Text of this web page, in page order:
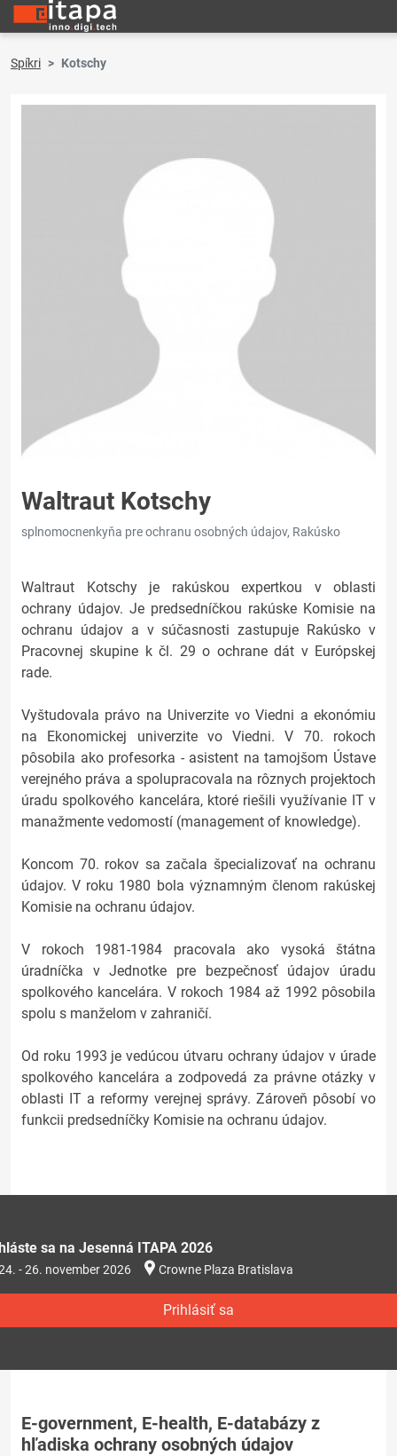
Spíkri Kotschy
Waltraut Kotschy
splnomocnenkyňa pre ochranu osobných údajov, Rakúsko
Waltraut Kotschy je rakúskou expertkou v oblasti
ochrany údajov. Je predsedníčkou rakúske Komisie na
ochranu údajov a v súčasnosti zastupuje Rakúsko v
Pracovnej skupine k čl. 29 o ochrane dát v Európskej
rade.
Vyštudovala právo na Univerzite vo Viedni a ekonómiu
na Ekonomickej univerzite vo Viedni. V 70. rokoch
pôsobila ako profesorka - asistent na tamojšom Ústave
verejného práva a spolupracovala na rôznych projektoch
úradu spolkového kancelára, ktoré riešili využívanie IT v
manažmente vedomostí (management of knowledge).
Koncom 70. rokov sa začala špecializovať na ochranu
údajov. V roku 1980 bola významným členom rakúskej
Komisie na ochranu údajov.
V rokoch 1981-1984 pracovala ako vysoká štátna
úradníčka v Jednotke pre bezpečnosť údajov úradu
spolkového kancelára. V rokoch 1984 až 1992 pôsobila
spolu s manželom v zahraničí.
Od roku 1993 je vedúcou útvaru ochrany údajov v úrade
spolkového kancelára a zodpovedá za právne otázky v
oblasti IT a reformy verejnej správy. Zároveň pôsobí vo
funkcii predsedníčky Komisie na ochranu údajov.
sa na Jesenná ITAPA 2026
- 26. november 2026 Crowne Plaza Bratislava
Prihlásiť sa
E-government, E-health, E-databázy z
hľadiska ochrany osobných údajov